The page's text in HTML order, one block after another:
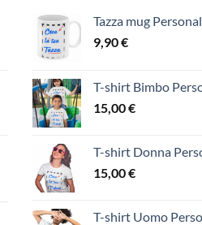
Tazza mug
9,90€
T-shirt Bimbo
15,00€
T-shirt Donna
15,00€
T-shirt Uomo